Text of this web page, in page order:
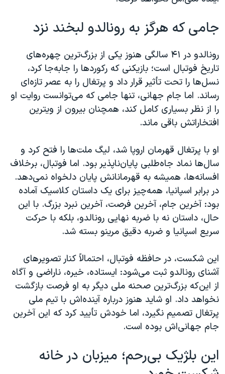
جامی که هرگز به رونالدو لبخند نزد
رونالدو در ۴۱ سالگی هنوز یکی از بزرگ‌ترین چهره‌های
تاریخ فوتبال است؛ بازیکنی که رکوردها را جابه‌جا کرد،
نسل‌ها را تحت تأثیر قرار داد و پرتغال را به عصر تازه‌ای
رساند. اما جام جهانی، تنها جامی که می‌توانست روایت او
را از نظر بسیاری کامل کند، همچنان بیرون از ویترین
افتخاراتش باقی ماند.
او با پرتغال قهرمان اروپا شد، لیگ ملت‌ها را فتح کرد و
سال‌ها نماد جاه‌طلبی پایان‌ناپذیر بود. اما فوتبال، برخلاف
افسانه‌ها، همیشه به قهرمانانش پایان دلخواه نمی‌دهد.
در برابر اسپانیا، همه‌چیز برای یک داستان کلاسیک آماده
بود: آخرین جام، آخرین فرصت، آخرین نبرد بزرگ. با این
حال، داستان نه با ضربه نهایی رونالدو، بلکه با حرکت
سریع اسپانیا و ضربه دقیق مرینو بسته شد.
این شکست، در حافظه فوتبال، احتمالاً کنار تصویرهای
آشنای رونالدو ثبت می‌شود: ایستاده، خیره، ناراضی و آگاه
از این‌که بزرگ‌ترین صحنه ملی دیگر به او فرصت بازگشت
نخواهد داد. او شاید هنوز درباره آینده‌اش با تیم ملی
پرتغال تصمیم نگیرد، اما خودش تأیید کرد که این آخرین
جام جهانی‌اش بوده است.
این بلژیک بی‌رحم؛ میزبان در خانه